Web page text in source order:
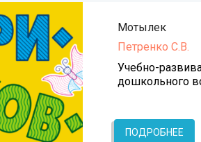
Мотылек
Петренко С.В.
Учебно-
дошкольного
ПОДРОБНЕЕ